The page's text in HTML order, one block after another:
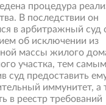
процедура
В последствии он
в арбитражный суд
об исключении из
массы жилого
участка, тем самым
суд предоставить
иммунитет, а
в реестр требований